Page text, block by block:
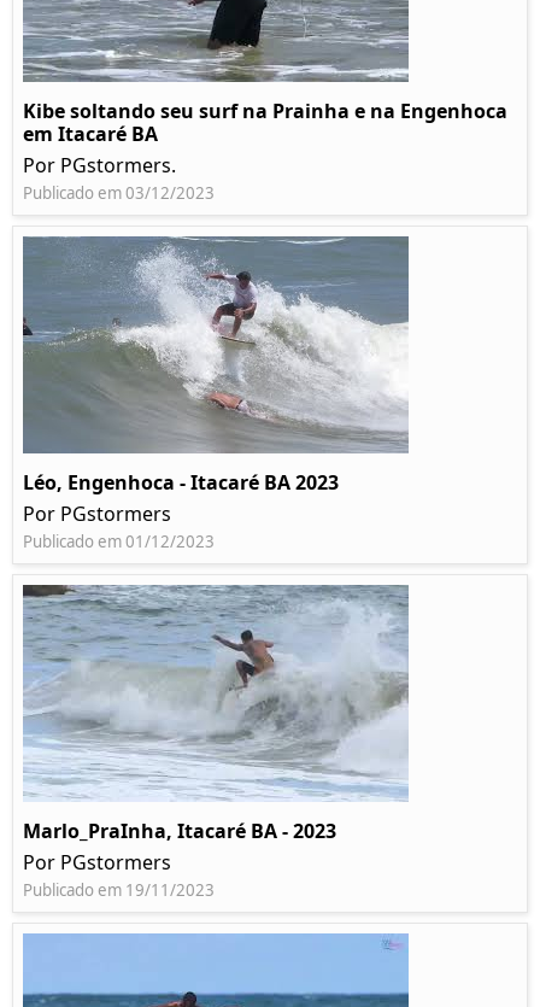
Kibe soltando seu surf na Prainha e na Engenhoca
em Itacaré BA
Por PGstormers.
Publicado em 03/12/2023
Léo, Engenhoca - Itacaré BA 2023
Por PGstormers
Publicado em 01/12/2023
Marlo_PraInha, Itacaré BA - 2023
Por PGstormers
Publicado em 19/11/2023